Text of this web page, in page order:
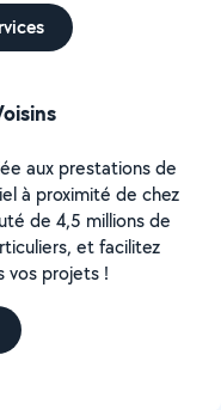
aux prestations de
à proximité de chez
de 4,5 millions de
et facilitez
vos projets !